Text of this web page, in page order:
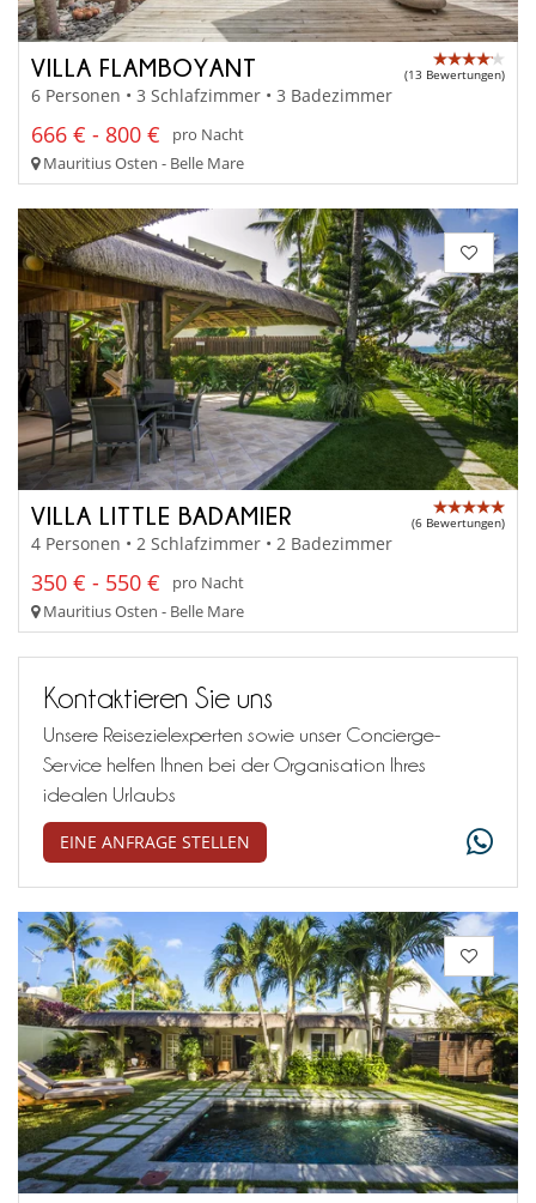
VILLA FLAMBOYANT (13 Bewertungen)
6 Personen • 3 Schlafzimmer • 3 Badezimmer
666 € - 800 €
pro Nacht
Mauritius Osten - Belle Mare
VILLA LITTLE BADAMIER (6 Bewertungen)
4 Personen • 2 Schlafzimmer • 2 Badezimmer
350 € - 550 €
pro Nacht
Mauritius Osten - Belle Mare
Kontaktieren Sie uns
Unsere Reisezielexperten sowie unser Concierge-
Service helfen Ihnen bei der Organisation Ihres
idealen Urlaubs
EINE ANFRAGE STELLEN